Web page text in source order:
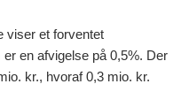
viser et forventet
en afvigelse på 0,5%. Der
kr., hvoraf 0,3 mio. kr.